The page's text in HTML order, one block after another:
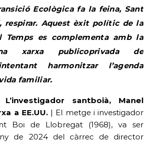
Ecològica fa la feina, Sant
respirar. Aquest èxit polític de la
Temps es complementa amb la
xarxa publicoprivada de
harmonitzar l’agenda
familiar.
L’investigador santboià, Manel
a EE.UU.| El metge i investigador
Boi de Llobregat (1968), va ser
de 2024 del càrrec de director